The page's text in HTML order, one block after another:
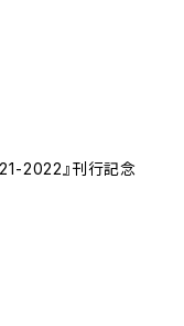
2022』刊行記念